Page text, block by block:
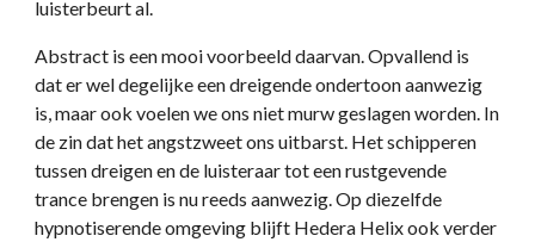
luisterbeurt al.
Abstract is een mooi voorbeeld daarvan. Opvallend is
dat er wel degelijke een dreigende ondertoon aanwezig
is, maar ook voelen we ons niet murw geslagen worden. In
de zin dat het angstzweet ons uitbarst. Het schipperen
tussen dreigen en de luisteraar tot een rustgevende
trance brengen is nu reeds aanwezig. Op diezelfde
hypnotiserende omgeving blijft Hedera Helix ook verder